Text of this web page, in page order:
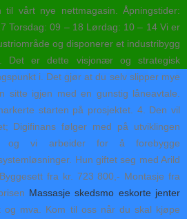
til vårt nye nettmagasin. Åpningstider:
Torsdag: 09 – 18 Lørdag: 10 – 14 Vi er
og disponerer et industribygg
Det er dette visjonær og strategisk
i. Det gjør at du selv slipper mye
sitte igjen med en gunstig låneavtale.
starten på prosjektet. 4. Den vil
Digifinans følger med på utviklingen
og vi arbeider for å forebygge
Hun giftet seg med Arild
fra kr. 723 800,- Montasje fra
Massasje skedsmo eskorte jenter
og mva. Kom til oss når du skal kjøpe